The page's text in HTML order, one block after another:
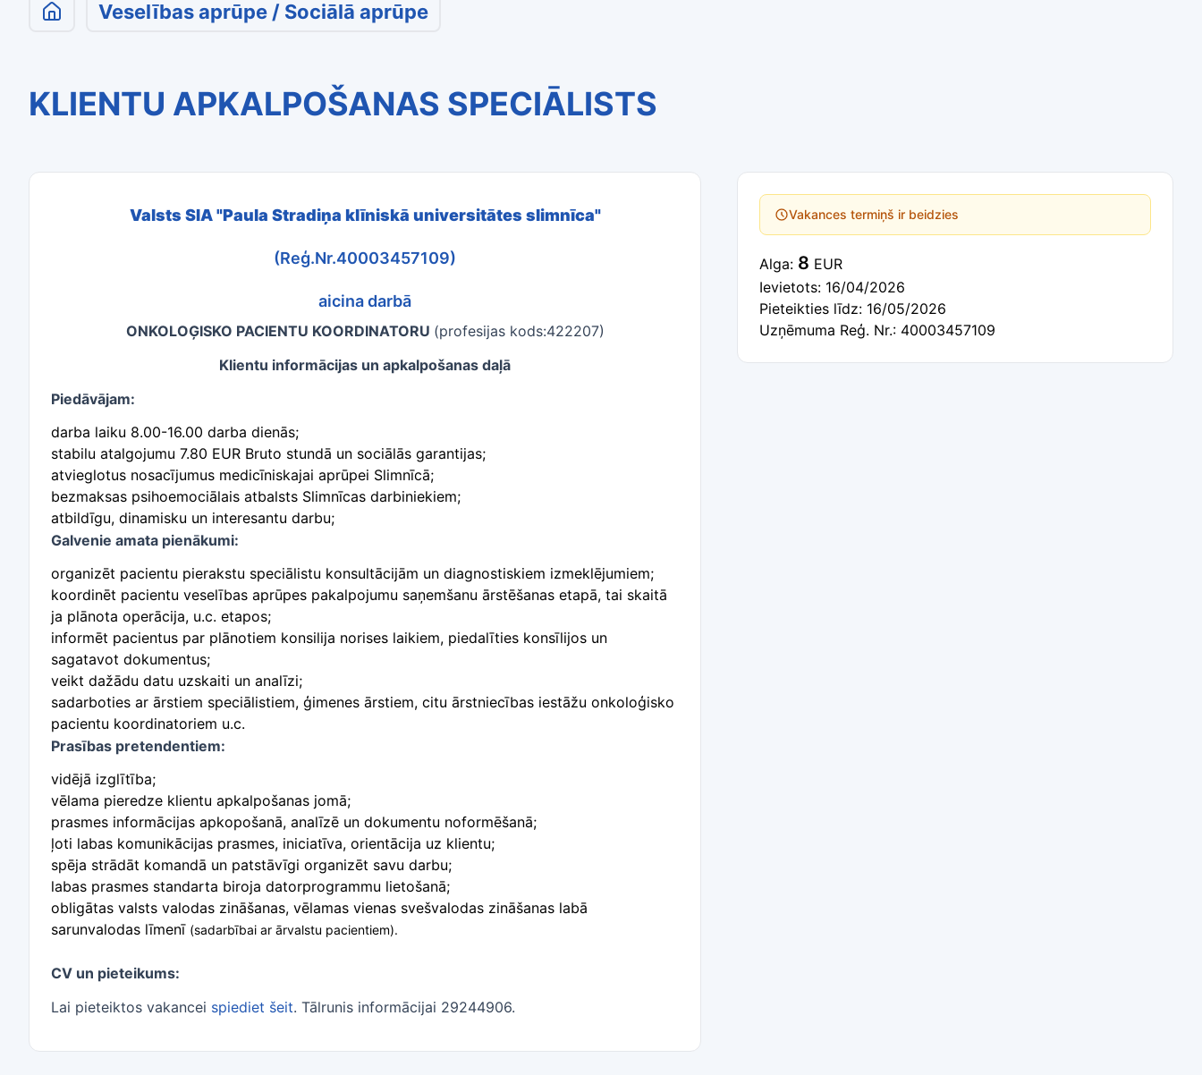
Veselības aprūpe / Sociālā aprūpe
KLIENTU APKALPOŠANAS SPECIĀLISTS
Valsts SIA "Paula Stradiņa klīniskā universitātes slimnīca"
(Reģ.Nr.40003457109)
aicina darbā
ONKOLOĢISKO PACIENTU KOORDINATORU (profesijas kods:422207)
Klientu informācijas un apkalpošanas daļā
Piedāvājam:
darba laiku 8.00-16.00 darba dienās; ​
stabilu atalgojumu 7.80 EUR Bruto stundā un sociālās garantijas;
atvieglotus nosacījumus medicīniskajai aprūpei Slimnīcā;
bezmaksas psihoemociālais atbalsts Slimnīcas darbiniekiem;
atbildīgu, dinamisku un interesantu darbu;
Galvenie amata pienākumi:
organizēt pacientu pierakstu speciālistu konsultācijām un diagnostiskiem izmeklējumiem; ​
koordinēt pacientu veselības aprūpes pakalpojumu saņemšanu ārstēšanas etapā, tai skaitā
ja plānota operācija, u.c. etapos;
informēt pacientus par plānotiem konsilija norises laikiem, piedalīties konsīlijos un
sagatavot dokumentus;
veikt dažādu datu uzskaiti un analīzi;
sadarboties ar ārstiem speciālistiem, ģimenes ārstiem, citu ārstniecības iestāžu onkoloģisko
pacientu koordinatoriem u.c.
Prasības pretendentiem:
vidējā izglītība; ​
vēlama pieredze klientu apkalpošanas jomā;
prasmes informācijas apkopošanā, analīzē un dokumentu noformēšanā;
ļoti labas komunikācijas prasmes, iniciatīva, orientācija uz klientu;
spēja strādāt komandā un patstāvīgi organizēt savu darbu;
labas prasmes standarta biroja datorprogrammu lietošanā;
obligātas valsts valodas zināšanas, vēlamas vienas svešvalodas zināšanas labā
sarunvalodas līmenī (sadarbībai ar ārvalstu pacientiem).
CV un pieteikums:
Lai pieteiktos vakancei spiediet šeit. Tālrunis informācijai 29244906.
Vakances termiņš ir beidzies
Alga: 8 EUR
Ievietots: 16/04/2026
Pieteikties līdz: 16/05/2026
Uzņēmuma Reģ. Nr.: 40003457109